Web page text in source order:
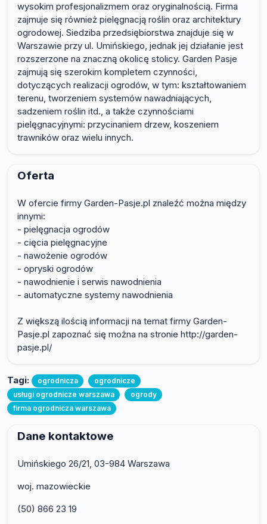
wysokim profesjonalizmem oraz oryginalnością. Firma
zajmuje się również pielęgnacją roślin oraz architektury
ogrodowej. Siedziba przedsiębiorstwa znajduje się w
Warszawie przy ul. Umińskiego, jednak jej działanie jest
rozszerzone na znaczną okolicę stolicy. Garden Pasje
zajmują się szerokim kompletem czynności,
dotyczących realizacji ogrodów, w tym: kształtowaniem
terenu, tworzeniem systemów nawadniających,
sadzeniem roślin itd., a także czynnościami
pielęgnacyjnymi: przycinaniem drzew, koszeniem
trawników oraz wielu innych.
Oferta
W ofercie firmy Garden-Pasje.pl znaleźć można między
innymi:
- pielęgnacja ogrodów
- cięcia pielęgnacyjne
- nawożenie ogrodów
- opryski ogrodów
- nawodnienie i serwis nawodnienia
- automatyczne systemy nawodnienia
Z większą ilością informacji na temat firmy Garden-
Pasje.pl zapoznać się można na stronie http://garden-
pasje.pl/
Tagi: ogrodnicza
ogrodnicze
usługi ogrodnicze warszawa
ogrody
firma ogrodnicza warszawa
Dane kontaktowe
Umińskiego 26/21, 03-984 Warszawa
woj. mazowieckie
(50) 866 23 19